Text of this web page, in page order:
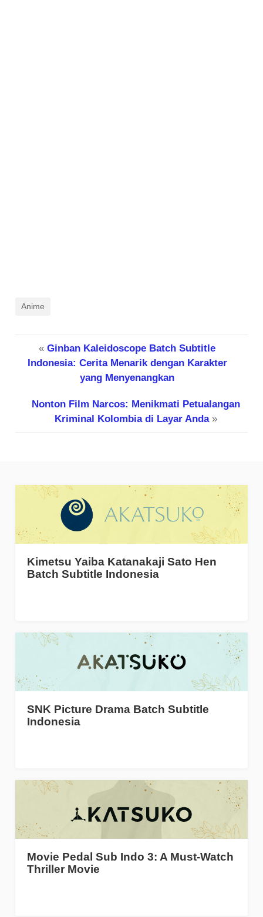
Anime
« Ginban Kaleidoscope Batch Subtitle
Indonesia: Cerita Menarik dengan Karakter
yang Menyenangkan
Nonton Film Narcos: Menikmati Petualangan
Kriminal Kolombia di Layar Anda»
Kimetsu Yaiba Katanakaji Sato Hen
Batch Subtitle Indonesia
SNK Picture Drama Batch Subtitle
Indonesia
Movie Pedal Sub Indo 3: A Must-Watch
Thriller Movie